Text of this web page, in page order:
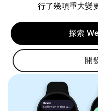
行了幾項重大變
探索
開